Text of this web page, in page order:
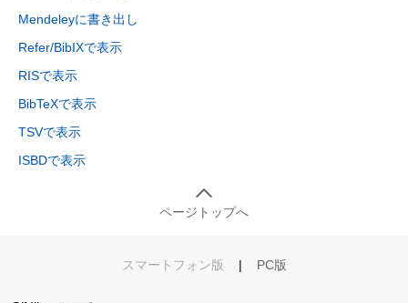
Mendeleyに書き出し
Refer/BibIXで表示
RISで表示
BibTeXで表示
TSVで表示
ISBDで表示
ページトップへ
スマートフォン版 | PC版